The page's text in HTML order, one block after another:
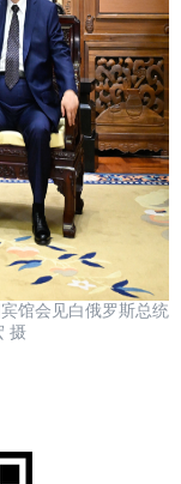
馆会见白俄罗斯总统
摄